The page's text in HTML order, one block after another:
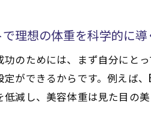
理想の体重を科学的に
功のためには、まず自分にと
定ができるからです。例えば
低減し、美容体重は見た目の